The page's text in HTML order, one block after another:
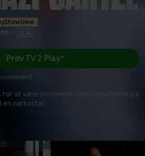
•
for at være involveret i bestræbelserne på
en narkostat.
Prøv TV 2 Play*